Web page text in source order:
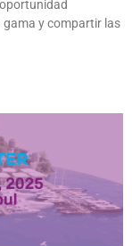
y compartir las